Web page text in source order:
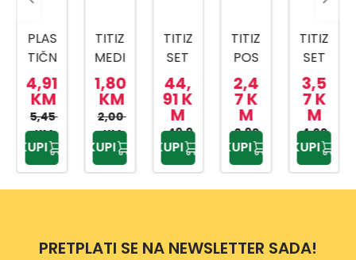
PLAS
TIČN
A
KANT
A SA
MET
ALNO
M
DRŠK
4,91
KM
5,45
KM
KUPI
TITIZ
MEDI
CINS
KI
BOX
AP-
9159
1,80
KM
2,00
KM
KUPI
TITIZ
SET
ZA
KUPA
TILO
PRIW
EX
TP-
557
44,
91 K
M
49,9
0 KM
KUPI
TITIZ
POS
UDA
ZA
BEBI
HRA
NU
500
ML
2,4
7 K
M
2,90
KM
KUPI
TITIZ
SET
ZA
SLAD
OLED
AP-
9425
3,5
7 K
M
4,20
KM
KUPI
PRETPLATI SE NA NEWSLETTER SADA!